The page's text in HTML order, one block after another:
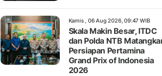
Kamis , 06 Aug 2026, 09:47 WIB
Skala Makin Besar, ITDC
dan Polda NTB
Persiapan Pertamina
Grand Prix of Indonesia
2026